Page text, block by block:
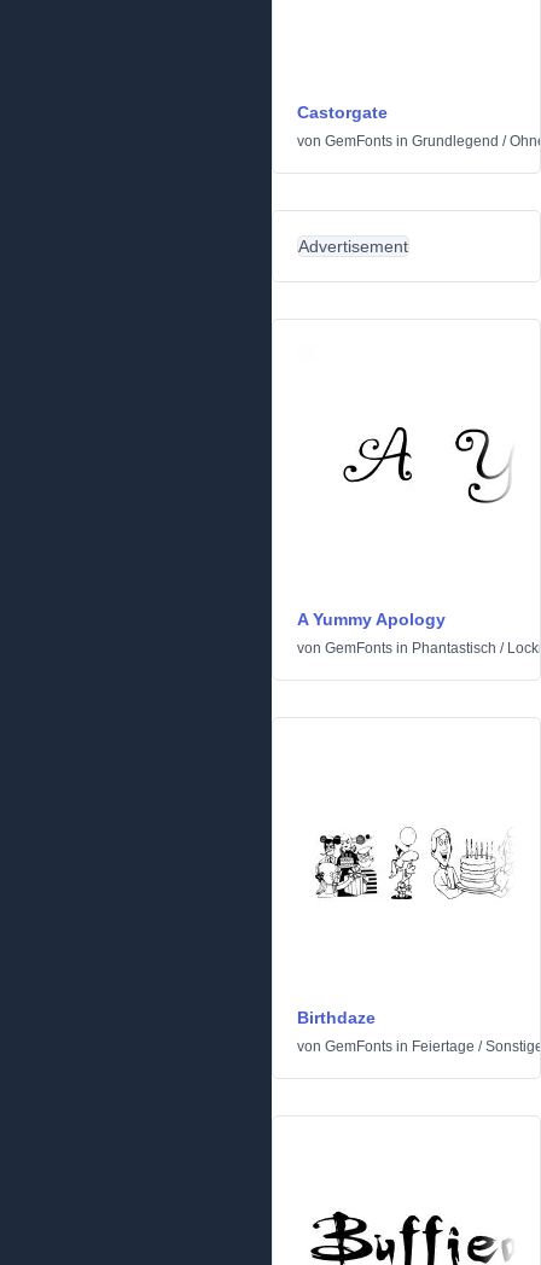
Castorgate
von GemFonts in Grundlegend /
Advertisement
A Yummy Apology
von GemFonts in Phantastisch /
Birthdaze
von GemFonts in Feiertage /